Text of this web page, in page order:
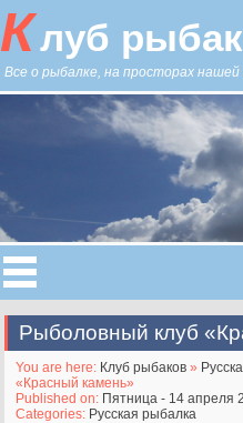
Клуб
Все о рыбалке, на просторах
Рыболовный клуб
You are here: Клуб рыбаков »
«Красный камень»
Published on: Пятница - 14 апреля
Categories: Русская рыбалка